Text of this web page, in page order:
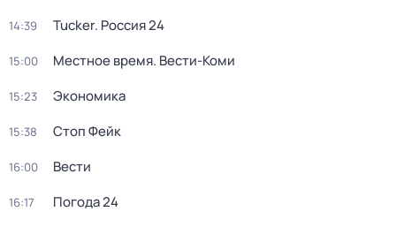
14:39 Tucker. Россия 24
15:00 Местное время. Вести-Коми
15:23 Экономика
15:38 Стоп Фейк
16:00 Вести
16:17 Погода 24